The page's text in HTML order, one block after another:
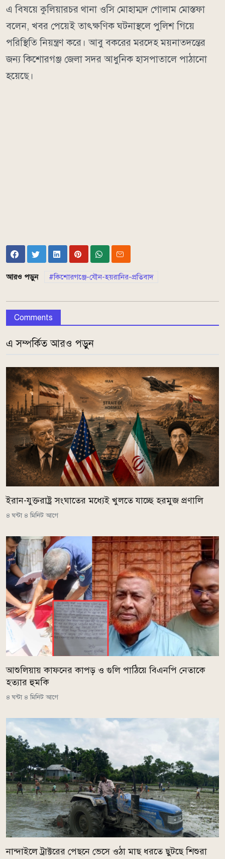
এ বিষয়ে কুলিয়ারচর থানা ওসি মোহাম্মদ গোলাম মোস্তফা
বলেন, খবর পেয়েই তাৎক্ষণিক ঘটনাস্থলে পুলিশ গিয়ে
পরিস্থিতি নিয়ন্ত্রণ করে। আবু বকরের মরদেহ ময়নাতদন্তের
জন্য কিশোরগঞ্জ জেলা সদর আধুনিক হাসপাতালে পাঠানো
হয়েছে।
আরও পড়ুন কিশোরগঞ্জে-যৌন-হয়রানির-প্রতিবাদ
Comments
এ সম্পর্কিত আরও পড়ুন
ইরান-যুক্তরাষ্ট্র সংঘাতের মধ্যেই খুলতে যাচ্ছে হরমুজ প্রণালি
৪ ঘন্টা ৪ মিনিট আগে
আশুলিয়ায় কাফনের কাপড় ও গুলি পাঠিয়ে বিএনপি নেতাকে
হত্যার হুমকি
৪ ঘন্টা ৪ মিনিট আগে
নান্দাইলে ট্রাক্টরের পেছনে ভেসে ওঠা মাছ ধরতে ছুটছে শিশুরা